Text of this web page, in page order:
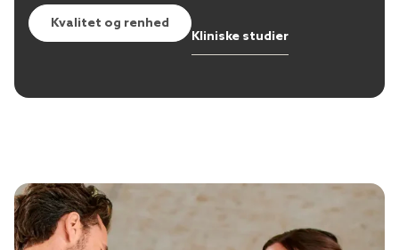
Kvalitet og renhed
Kliniske studier